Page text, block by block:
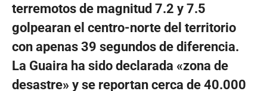
terremotos de magnitud 7.2 y 7.5
golpearan el centro-norte del territorio
con apenas 39 segundos de diferencia.
La Guaira ha sido declarada «zona de
desastre» y se reportan cerca de 40.000